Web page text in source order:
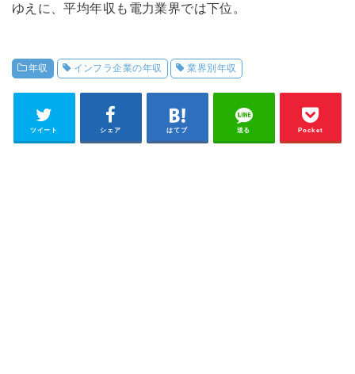
ゆえに、平均年収も電力業界では下位。
年収 インフラ企業の年収 業界別年収
ツイート シェア はてブ 送る Pocket